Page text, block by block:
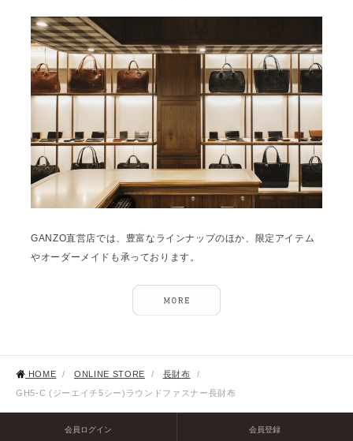
GANZO直営店では、豊富なラインナップのほか、限定アイテム
やオーダーメイドも承っております。
HOME / ONLINE STORE / 長財布
/
GH5-C (ジーエイチ5シー)ラウンドファスナー長財布
会員ログイン 会員登録